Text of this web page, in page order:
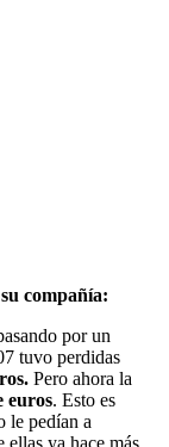
compañía:
por un
tuvo perdidas
Pero ahora la
euros. Esto es
le pedían a
ellas ya hace más